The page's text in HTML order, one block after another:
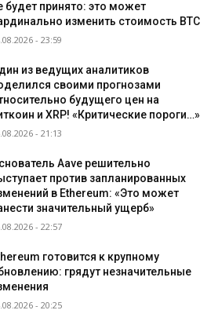
будет принято: это может
изменить стоимость BTC
- 23:59
из ведущих аналитиков
своими прогнозами
будущего цен на
и XRP! «Критические пороги…»
- 21:13
Aave решительно
против запланированных
в Ethereum: «Это может
значительный ущерб»
- 22:57
готовится к крупному
грядут незначительные
- 20:25